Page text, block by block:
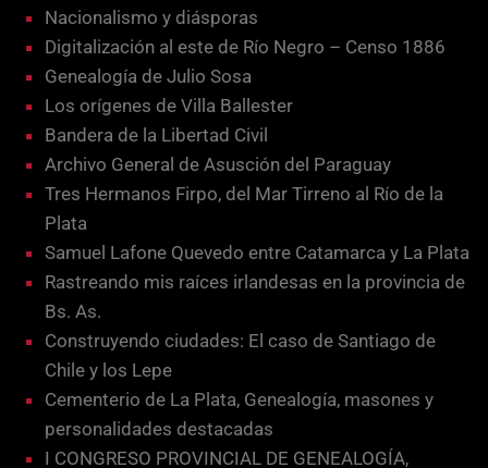
Nacionalismo y diásporas
Digitalización al este de Río Negro – Censo 1886
Genealogía de Julio Sosa
Los orígenes de Villa Ballester
Bandera de la Libertad Civil
Archivo General de Asusción del Paraguay
Tres Hermanos Firpo, del Mar Tirreno al Río de la
Plata
Samuel Lafone Quevedo entre Catamarca y La Plata
Rastreando mis raíces irlandesas en la provincia de
Bs. As.
Construyendo ciudades: El caso de Santiago de
Chile y los Lepe
Cementerio de La Plata, Genealogía, masones y
personalidades destacadas
I CONGRESO PROVINCIAL DE GENEALOGÍA,